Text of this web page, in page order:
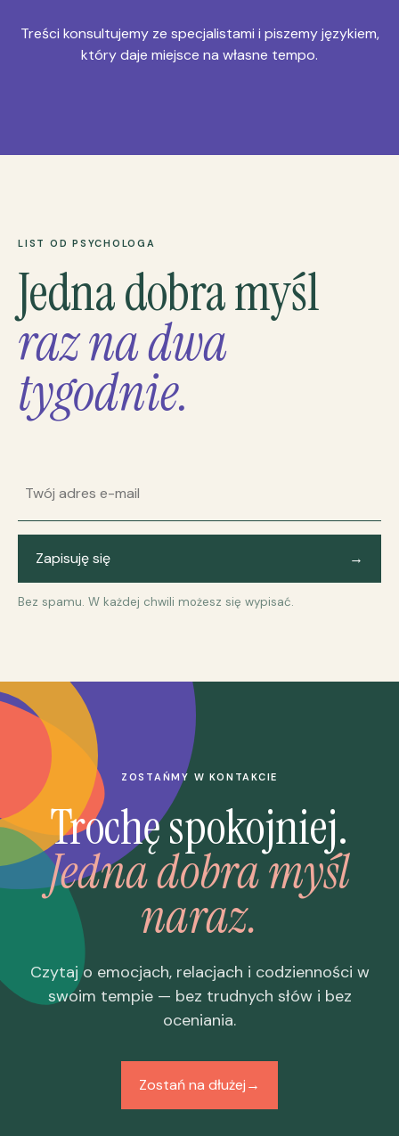
Treści konsultujemy ze specjalistami i piszemy językiem,
który daje miejsce na własne tempo.
LIST OD PSYCHOLOGA
Jedna dobra myśl
raz na dwa
tygodnie.
Zapisuję się →
Bez spamu. W każdej chwili możesz się wypisać.
ZOSTAŃMY W KONTAKCIE
Trochę spokojniej.
Jedna dobra myśl
naraz.
Czytaj o emocjach, relacjach i codzienności w
swoim tempie — bez trudnych słów i bez
oceniania.
Zostań na dłużej→